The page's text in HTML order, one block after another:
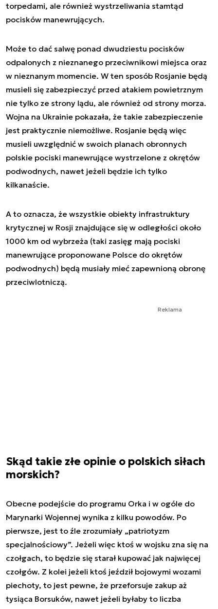
torpedami, ale również wystrzeliwania stamtąd
pocisków manewrujących.
Może to dać salwę ponad dwudziestu pocisków
odpalonych z nieznanego przeciwnikowi miejsca oraz
w nieznanym momencie. W ten sposób Rosjanie będą
musieli się zabezpieczyć przed atakiem powietrznym
nie tylko ze strony lądu, ale również od strony morza.
Wojna na Ukrainie pokazała, że takie zabezpieczenie
jest praktycznie niemożliwe. Rosjanie będą więc
musieli uwzględnić w swoich planach obronnych
polskie pociski manewrujące wystrzelone z okrętów
podwodnych, nawet jeżeli będzie ich tylko
kilkanaście.
A to oznacza, że wszystkie obiekty infrastruktury
krytycznej w Rosji znajdujące się w odległości około
1000 km od wybrzeża (taki zasięg mają pociski
manewrujące proponowane Polsce do okrętów
podwodnych) będą musiały mieć zapewnioną obronę
przeciwlotniczą.
Reklama
Skąd takie złe opinie o polskich siłach
morskich?
Obecne podejście do programu Orka i w ogóle do
Marynarki Wojennej wynika z kilku powodów. Po
pierwsze, jest to źle zrozumiały „patriotyzm
specjalnościowy”. Jeżeli więc ktoś w wojsku zna się na
czołgach, to będzie się starał kupować jak najwięcej
czołgów. Z kolei jeżeli ktoś jeździł bojowymi wozami
piechoty, to jest pewne, że przeforsuje zakup aż
tysiąca Borsuków, nawet jeżeli byłaby to liczba